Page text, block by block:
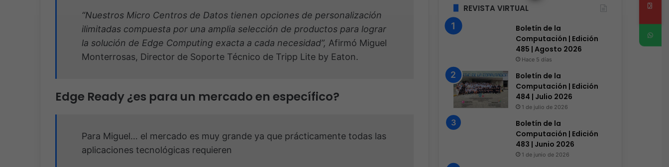
“Nuestros Micro Centros de Datos tienen opciones de personalización
ilimitadas compuesta por una amplia selección de productos para lograr
la solución de Edge Computing exacta a cada necesidad”, Afirmó Miguel
Monterrosas, Director de Soporte Técnico de Tripp Lite by Eaton.
Edge Ready ¿es para un mercado en específico?
Para Miguel… el mercado es muy grande ya que prácticamente todas las
aplicaciones tecnológicas requieren
REVISTA VIRTUAL
Boletín de la
Computación | Edición
485 | Agosto 2026
Hace 5 días
Boletín de la
Computación | Edición
484 | Julio 2026
1 de julio de 2026
Boletín de la
Computación | Edición
483 | Junio 2026
1 de junio de 2026